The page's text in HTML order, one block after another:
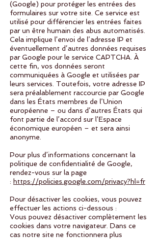
(Google) pour protéger les entrées des
formulaires sur votre site. Ce service est
utilisé pour différencier les entrées faites
par un être humain des abus automatisés.
Cela implique l’envoi de l’adresse IP et
éventuellement d’autres données requises
par Google pour le service CAPTCHA. À
cette fin, vos données seront
communiquées à Google et utilisées par
leurs services. Toutefois, votre adresse IP
sera préalablement raccourcie par Google
dans les États membres de l’Union
européenne – ou dans d’autres États qui
font partie de l’accord sur l’Espace
économique européen – et sera ainsi
anonyme.
Pour plus d’informations concernant la
politique de confidentialité de Google,
rendez-vous sur la page
: https://policies.google.com/privacy?hl=fr
Pour désactiver les cookies, vous pouvez
effectuer les actions ci-dessous :
Vous pouvez désactiver complètement les
cookies dans votre navigateur. Dans ce
cas notre site ne fonctionnera plus